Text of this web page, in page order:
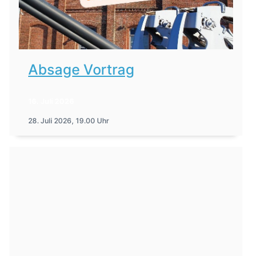
Absage Vortrag
28. Juli 2026, 19.00 Uhr